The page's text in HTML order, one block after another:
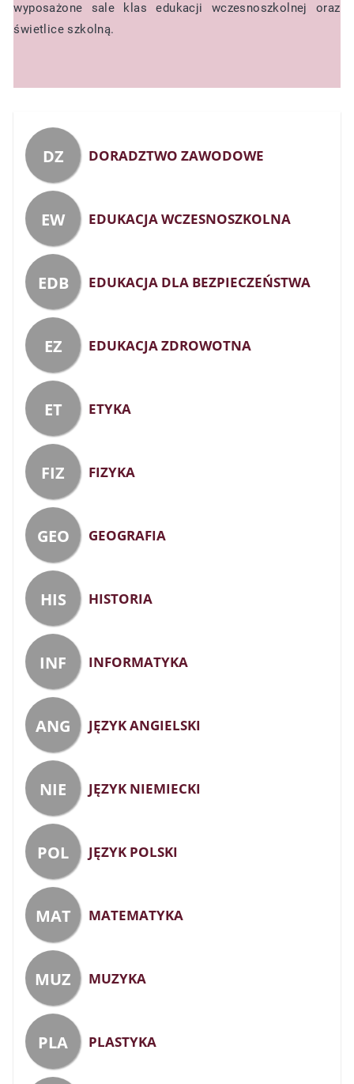
wyposażone sale klas edukacji wczesnoszkolnej oraz
świetlice szkolną.
DZ DORADZTWO ZAWODOWE
EW EDUKACJA WCZESNOSZKOLNA
EDB EDUKACJA DLA BEZPIECZEŃSTWA
EZ EDUKACJA ZDROWOTNA
ET ETYKA
FIZ FIZYKA
GEO GEOGRAFIA
HIS HISTORIA
INF INFORMATYKA
ANG JĘZYK ANGIELSKI
NIE JĘZYK NIEMIECKI
POL JĘZYK POLSKI
MAT MATEMATYKA
MUZ MUZYKA
PLA PLASTYKA